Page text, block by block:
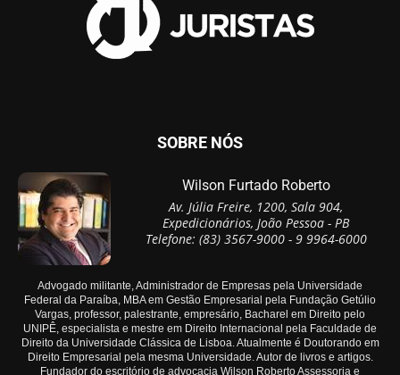
SOBRE NÓS
Wilson Furtado Roberto
Av. Júlia Freire, 1200, Sala 904,
Expedicionários, João Pessoa - PB
Telefone: (83) 3567-9000 - 9 9964-6000
Advogado militante, Administrador de Empresas pela Universidade
Federal da Paraíba, MBA em Gestão Empresarial pela Fundação Getúlio
Vargas, professor, palestrante, empresário, Bacharel em Direito pelo
UNIPÊ, especialista e mestre em Direito Internacional pela Faculdade de
Direito da Universidade Clássica de Lisboa. Atualmente é Doutorando em
Direito Empresarial pela mesma Universidade. Autor de livros e artigos.
Fundador do escritório de advocacia Wilson Roberto Assessoria e